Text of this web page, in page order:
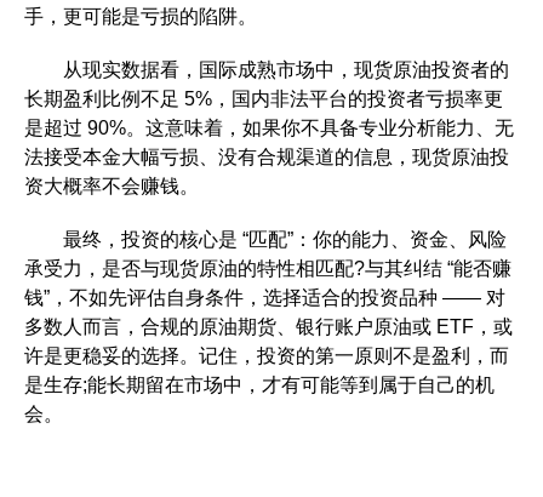
手，更可能是亏损的陷阱。​
从现实数据看，国际成熟市场中，现货原油投资者的
长期盈利比例不足 5%，国内非法平台的投资者亏损率更
是超过 90%。这意味着，如果你不具备专业分析能力、无
法接受本金大幅亏损、没有合规渠道的信息，现货原油投
资大概率不会赚钱。​
最终，投资的核心是 “匹配”：你的能力、资金、风险
承受力，是否与现货原油的特性相匹配?与其纠结 “能否赚
钱”，不如先评估自身条件，选择适合的投资品种 —— 对
多数人而言，合规的原油期货、银行账户原油或 ETF，或
许是更稳妥的选择。记住，投资的第一原则不是盈利，而
是生存;能长期留在市场中，才有可能等到属于自己的机
会。